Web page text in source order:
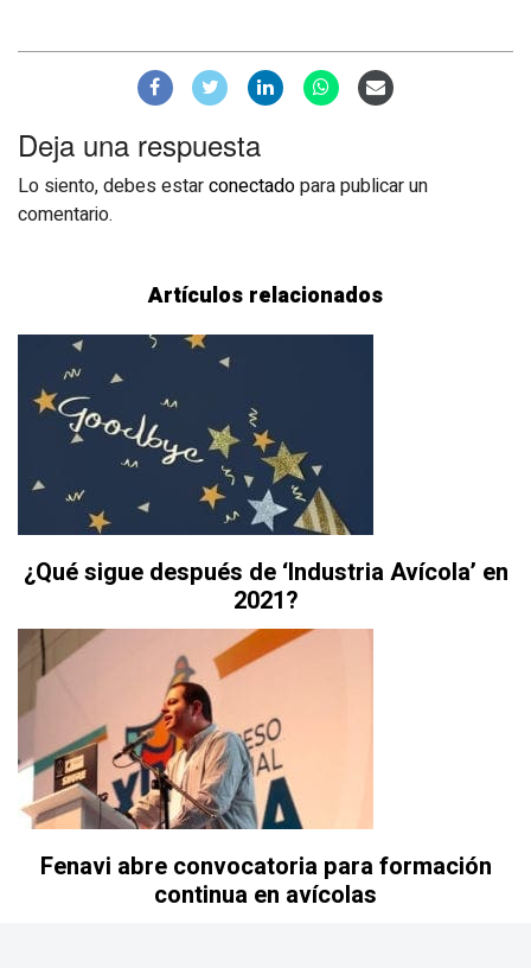
Deja una respuesta
Lo siento, debes estarconectadopara publicar un
comentario.
Artículos relacionados
¿Qué sigue después de ‘Industria Avícola’ en
2021?
Fenavi abre convocatoria para formación
continua en avícolas